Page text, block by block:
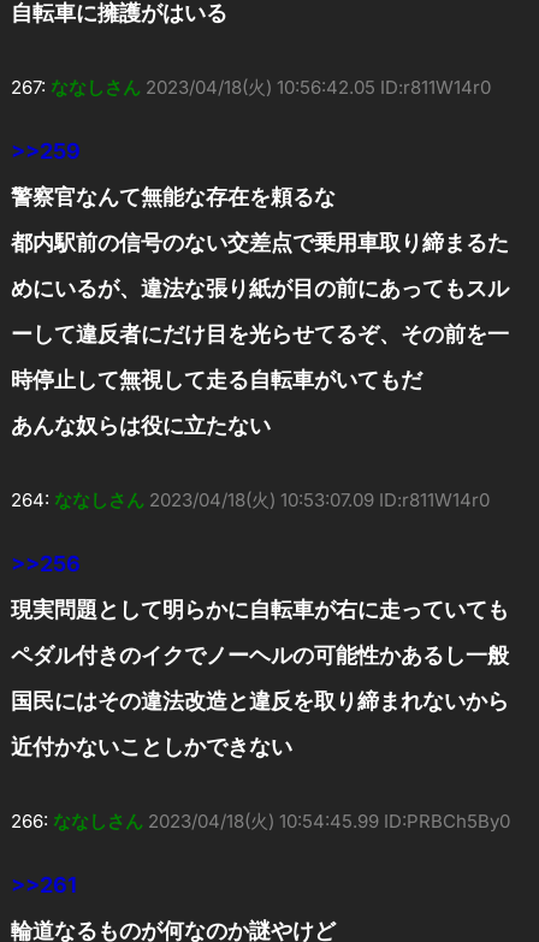
自転車に擁護がはいる
267: ななしさん 2023/04/18(火) 10:56:42.05 ID:r811W14r0
>>259
警察官なんて無能な存在を頼るな
都内駅前の信号のない交差点で乗用車取り締まるた
めにいるが、違法な張り紙が目の前にあってもスル
ーして違反者にだけ目を光らせてるぞ、その前を一
時停止して無視して走る自転車がいてもだ
あんな奴らは役に立たない
264: ななしさん 2023/04/18(火) 10:53:07.09 ID:r811W14r0
>>256
現実問題として明らかに自転車が右に走っていても
ペダル付きのイクでノーヘルの可能性かあるし一般
国民にはその違法改造と違反を取り締まれないから
近付かないことしかできない
266: ななしさん 2023/04/18(火) 10:54:45.99 ID:PRBCh5By0
>>261
輪道なるものが何なのか謎やけど